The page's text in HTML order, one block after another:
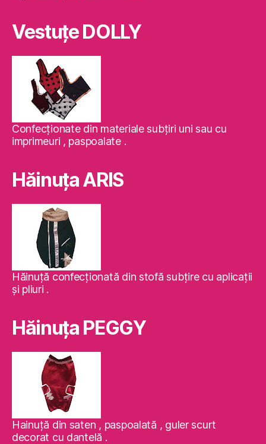
Vestuţe DOLLY
Confecţionate din materiale subţiri uni sau cu
imprimeuri , paspoalate .
Hăinuţa ARIS
Hăinuţă confecţionată din stofă subţire cu aplicaţii
şi pliuri .
Hăinuţa PEGGY
Hainuţă din saten , paspoalată , guler scurt
decorat cu dantelă .